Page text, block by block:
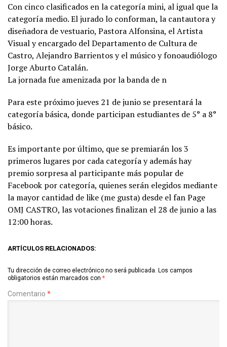
Con cinco clasificados en la categoría mini, al igual que la
categoría medio. El jurado lo conforman, la cantautora y
diseñadora de vestuario, Pastora Alfonsina, el Artista
Visual y encargado del Departamento de Cultura de
Castro, Alejandro Barrientos y el músico y fonoaudiólogo
Jorge Aburto Catalán.
La jornada fue amenizada por la banda de n
Para este próximo jueves 21 de junio se presentará la
categoría básica, donde participan estudiantes de 5° a 8°
básico.
Es importante por último, que se premiarán los 3
primeros lugares por cada categoría y además hay
premio sorpresa al participante más popular de
Facebook por categoría, quienes serán elegidos mediante
la mayor cantidad de like (me gusta) desde el fan Page
OMJ CASTRO, las votaciones finalizan el 28 de junio a las
12:00 horas.
ARTÍCULOS RELACIONADOS:
Tu dirección de correo electrónico no será publicada. Los campos
obligatorios están marcados con *
Comentario *